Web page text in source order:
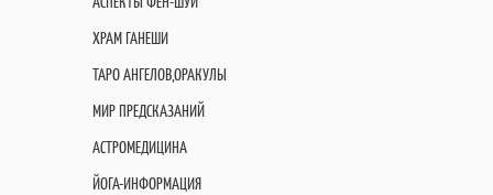
ХРАМ ГАНЕШИ
ТАРО АНГЕЛОВ,ОРАКУЛЫ
МИР ПРЕДСКАЗАНИЙ
АСТРОМЕДИЦИНА
ЙОГА-ИНФОРМАЦИЯ